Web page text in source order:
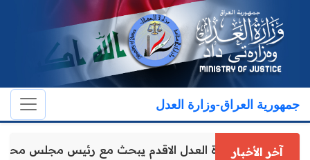
جمهورية العراق-وزارة العدل
آخر الأخباروكيل وزارة العدل الاقدم يبحث مع رئيس مجلس